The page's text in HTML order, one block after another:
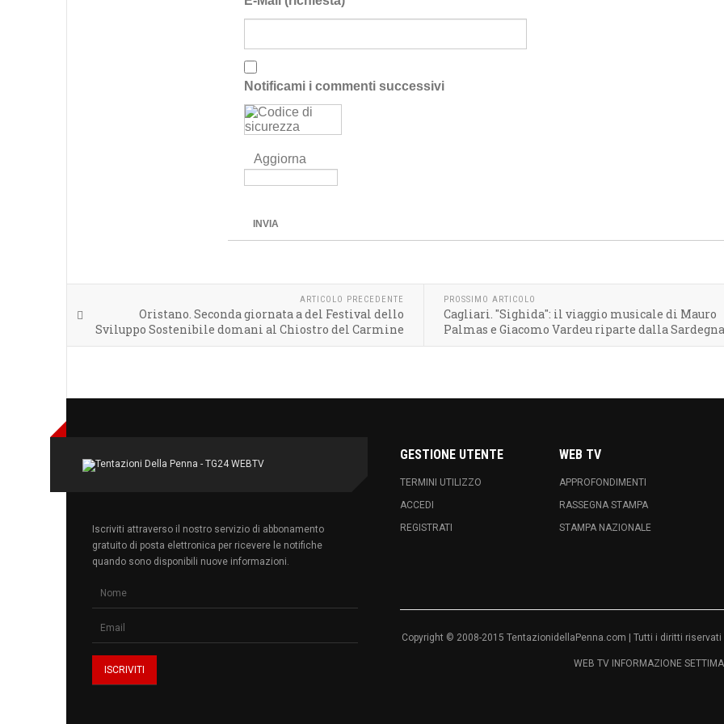
Notificami i commenti successivi
Aggiorna
INVIA
ARTICOLO PRECEDENTE
Oristano. Seconda giornata a del Festival dello
Sviluppo Sostenibile domani al Chiostro del Carmine
PROSSIMO ARTICOLO
Cagliari. "Sighida": il viaggio musicale di Mauro
Palmas e Giacomo Vardeu riparte dalla
Iscriviti attraverso il nostro servizio di abbonamento
gratuito di posta elettronica per ricevere le notifiche
quando sono disponibili nuove informazioni.
GESTIONE UTENTE
TERMINI UTILIZZO
ACCEDI
REGISTRATI
WEB TV
APPROFONDIMENTI
RASSEGNA STAMPA
STAMPA NAZIONALE
Copyright © 2008-2015 TentazionidellaPenna.com | Tutti i diritti riservati |
WEB TV INFORMAZIONE